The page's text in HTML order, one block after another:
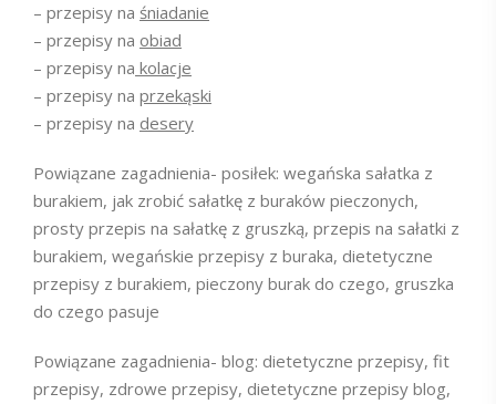
– przepisy na śniadanie
– przepisy na obiad
– przepisy na kolacje
– przepisy na przekąski
– przepisy na desery
Powiązane zagadnienia- posiłek: wegańska sałatka z
burakiem, jak zrobić sałatkę z buraków pieczonych,
prosty przepis na sałatkę z gruszką, przepis na sałatki z
burakiem, wegańskie przepisy z buraka, dietetyczne
przepisy z burakiem, pieczony burak do czego, gruszka
do czego pasuje
Powiązane zagadnienia- blog: dietetyczne przepisy, fit
przepisy, zdrowe przepisy, dietetyczne przepisy blog,